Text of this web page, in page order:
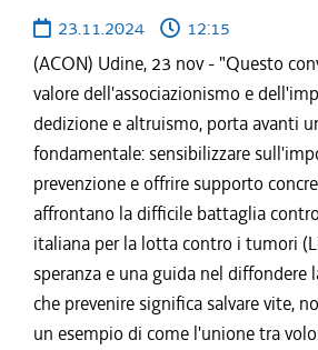
23.11.2024
12:15
(ACON) Udine, 23 nov - "Questo
valore dell'associazionismo e
dedizione e altruismo, porta avanti
fondamentale: sensibilizzare
prevenzione e offrire supporto
affrontano la difficile battaglia
italiana per la lotta contro i tumori
speranza e una guida nel diffondere
che prevenire significa salvare vite,
un esempio di come l'unione tra